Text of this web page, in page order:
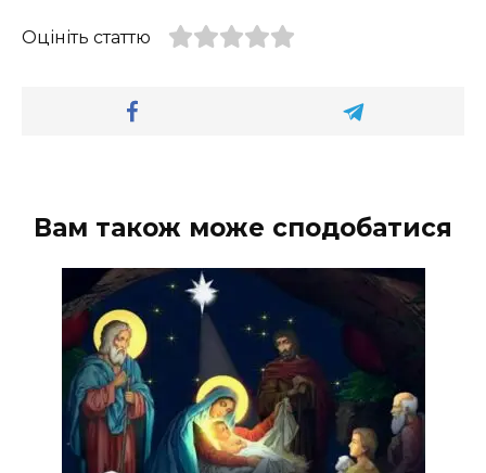
Оцініть статтю
Вам також може сподобатися